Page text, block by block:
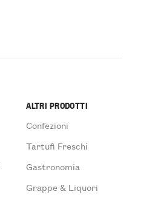
ALTRI PRODOTTI
Confezioni
Tartufi Freschi
Gastronomia
Grappe & Liquori